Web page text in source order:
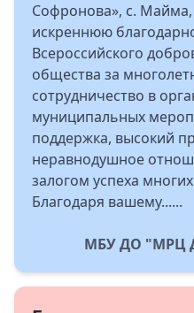
Софронова», с.
искреннюю
Всероссийского
общества за
сотрудничество в
муниципальных
поддержка, высокий
неравнодушное
залогом успеха
Благодаря вашему......
МБУ ДО "МРЦ